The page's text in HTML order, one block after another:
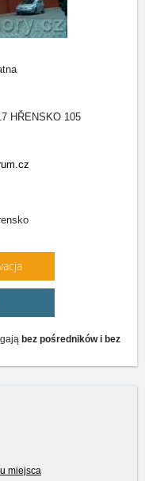
HŘENSKO 105
bez pośredników i bez
miejsca